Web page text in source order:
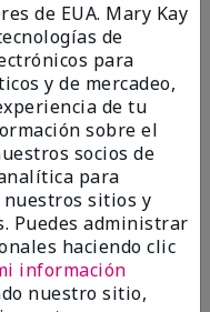
de EUA. Mary Kay
de
para
y de mercadeo,
de tu
sobre el
socios de
para
nuestros sitios y
Puedes administrar
haciendo clic
información
nuestro sitio,